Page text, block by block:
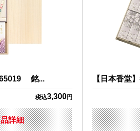
65019 銘...
税込3,300円
詳細
【日本香堂